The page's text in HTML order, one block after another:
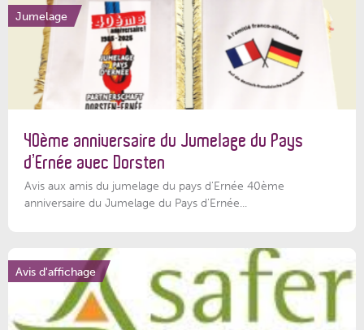
Jumelage
40ème anniversaire du Jumelage du Pays
d’Ernée avec Dorsten
Avis aux amis du jumelage du pays d'Ernée 40ème
anniversaire du Jumelage du Pays d'Ernée...
Avis d'affichage